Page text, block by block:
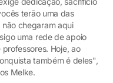
terão uma das
chegaram aqui
uma rede de apoio
Hoje, ao
também é deles",
Melke.